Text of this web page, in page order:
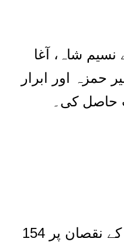
شاہ، آغا
حمزہ اور ابرار
حاصل کی۔
قومی ٹیم نے 3 وکٹوں کے نقصان پر 154